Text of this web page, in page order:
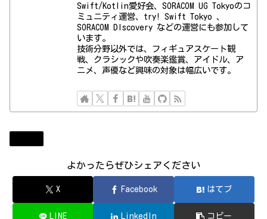
Swift/Kotlin愛好会、SORACOM UG Tokyoのコ
ミュニティ運営、try! Swift Tokyo 、
SORACOM DIscovery などの運営にも参加して
います。
技術分野以外では、フィギュアスケート観
戦、クラシックや吹奏楽鑑賞、アイドル、ア
ニメ、声優など興味の対象は幅広いです。
よかったらぜひシェアください
X Facebook はてブ
LINE LinkedIn コピー